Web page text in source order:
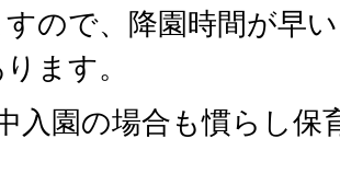
すので、降園時間が早
ます。
入園の場合も慣らし保